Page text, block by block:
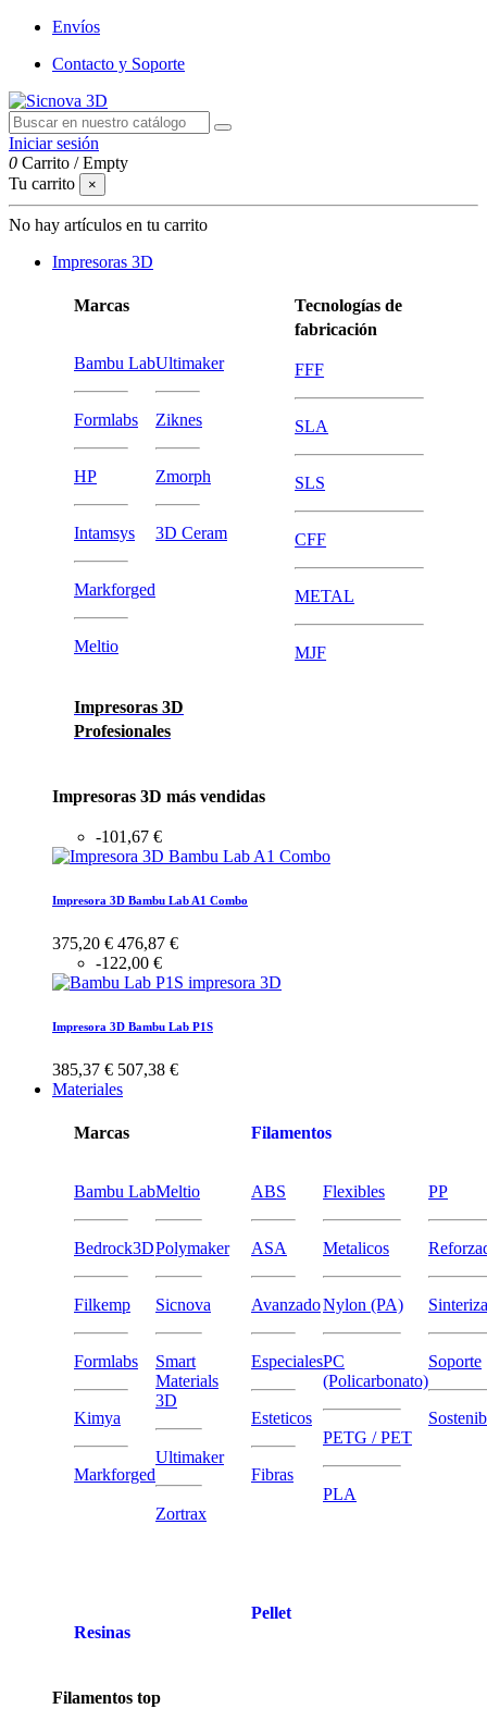
Envíos
Contacto y Soporte
Iniciar sesión
0 Carrito /Empty
Tu carrito
×
No hay artículos en tu carrito
Impresoras 3D
Marcas
Bambu Lab
Formlabs
HP
Intamsys
Markforged
Meltio
Ultimaker
Ziknes
Zmorph
3D Ceram
Impresoras 3D
Profesionales
Tecnologías de
fabricación
FFF
SLA
SLS
CFF
METAL
MJF
Impresoras 3D más vendidas
-101,67 €
Impresora 3D Bambu Lab A1 Combo
375,20 € 476,87 €
-122,00 €
Impresora 3D Bambu Lab P1S
385,37 € 507,38 €
Materiales
Marcas
Bambu Lab
Bedrock3D
Filkemp
Formlabs
Kimya
Markforged
Meltio
Polymaker
Sicnova
Smart
Materials
3D
Ultimaker
Zortrax
Resinas
Filamentos
ABS
ASA
Avanzado
Especiales
Esteticos
Fibras
Flexibles
Metalicos
Nylon (PA)
PC
(Policarbonato)
PETG / PET
PLA
PP
Soporte
Pellet
Filamentos top